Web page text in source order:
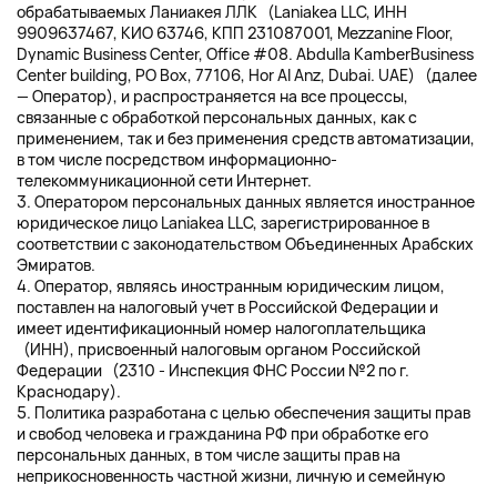
обрабатываемых Ланиакея ЛЛК (Laniakea LLC, ИНН
9909637467, КИО 63746, КПП 231087001, Mezzanine Floor,
Dynamic Business Center, Office #08. Abdulla KamberBusiness
Center building, PO Box, 77106, Hor Al Anz, Dubai. UAE) (далее
— Оператор), и распространяется на все процессы,
связанные с обработкой персональных данных, как с
применением, так и без применения средств автоматизации,
в том числе посредством информационно-
телекоммуникационной сети Интернет.
3. Оператором персональных данных является иностранное
юридическое лицо Laniakea LLC, зарегистрированное в
соответствии с законодательством Объединенных Арабских
Эмиратов.
4. Оператор, являясь иностранным юридическим лицом,
поставлен на налоговый учет в Российской Федерации и
имеет идентификационный номер налогоплательщика
(ИНН), присвоенный налоговым органом Российской
Федерации (2310 - Инспекция ФНС России №2 по г.
Краснодару).
5. Политика разработана с целью обеспечения защиты прав
и свобод человека и гражданина РФ при обработке его
персональных данных, в том числе защиты прав на
неприкосновенность частной жизни, личную и семейную